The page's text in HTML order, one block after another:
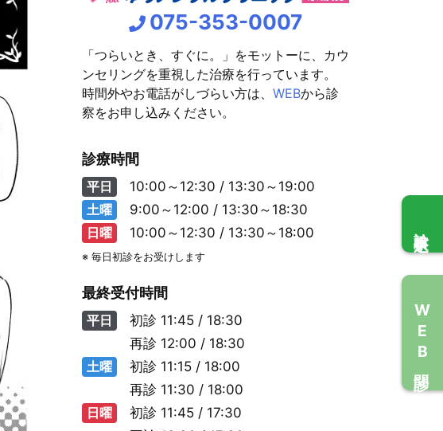
WEB問診
075-353-0007
「つらいとき、すぐに。」をモットーに、カウ
ンセリングを重視した治療を行っています。
時間外やお電話がしづらい方は、 WEBから診
察をお申し込みください。
診療時間
平日
10:00～12:30 / 13:30～19:00
土曜
9:00～12:00 / 13:30～18:30
日曜
10:00～12:30 / 13:30～18:00
※ 毎日初診をお受けします
最終受付時間
平日 初診 11:45 / 18:30
再診 12:00 / 18:30
土曜
初診 11:15 / 18:00
再診 11:30 / 18:00
日曜
初診 11:45 / 17:30